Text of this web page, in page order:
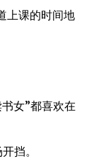
上课的时间地
女”都喜欢在
挡。